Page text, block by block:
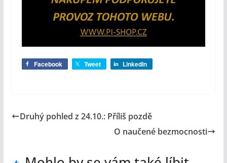
Facebook Tweet LinkedIn
Druhý pohled z 24.10.: Příliš pozdě
O naučené bezmocnosti